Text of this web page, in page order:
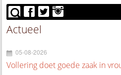
Actueel
05-08-2026
Vollering doet goede zaak in